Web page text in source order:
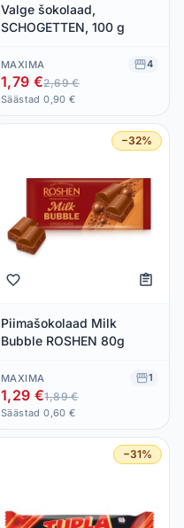
Valge šokolaad,
SCHOGETTEN, 100 g
MAXIMA 4
1,79 €2,69 €
Säästad 0,90 €
−32%
Piimašokolaad Milk
Bubble ROSHEN 80g
MAXIMA 1
1,29 €1,89 €
Säästad 0,60 €
−31%